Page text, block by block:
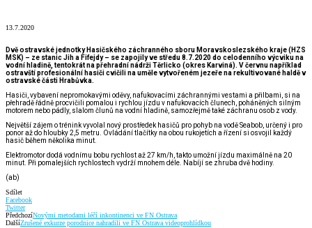
13.7.2020
Dvě ostravské jednotky Hasičského záchranného sboru Moravskoslezského kraje (HZS
MSK) – ze stanic Jih a Fifejdy – se zapojily ve středu 8.7.2020 do celodenního výcviku na
vodní hladině, tentokrát na přehradní nádrži Těrlicko (okres Karviná). V červnu například
ostravští profesionální hasiči cvičili na uměle vytvořeném jezeře na rekultivované haldě v
ostravské části Hrabůvka.
Hasiči, vybavení nepromokavými oděvy, nafukovacími záchrannými vestami a přilbami, si na
přehradě řádně procvičili pomalou i rychlou jízdu v nafukovacích člunech, poháněných silným
motorem nebo pádly, slalom člunů na vodní hladině, samozřejmě také záchranu osob z vody.
Největší zájem o trénink vyvolal nový prostředek hasičů pro pohyb na vodě Seabob, určený i pro
ponor až do hloubky 2,5 metru. Ovládání tlačítky na obou rukojetích a řízení si osvojil každý
hasič během několika minut.
Elektromotor dodá vodnímu bobu rychlost až 27 km/h, takto umožní jízdu maximálně na 20
minut. Při pomalejších rychlostech vydrží mnohem déle. Nabíjí se zhruba dvě hodiny.
(ab)
Sdílet
Facebook
Twitter
PředchozíNovými metodami léčí inkontinenci ve FN Ostrava
DalšíZrušené exkurze porodnice nahradili ve FN Ostrava videoprohlídkou